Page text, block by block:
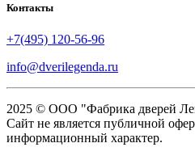
Контакты
+7(495) 120-56-96
info@dverilegenda.ru
2025 © ООО "Фабрика дверей
Сайт не является публичной
информационный характер.